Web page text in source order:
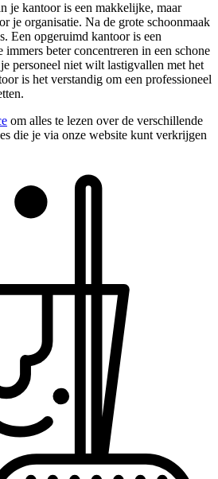
je kantoor is een makkelijke, maar
je organisatie. Na de grote schoonmaak
Een opgeruimd kantoor is een
beter concentreren in een schone
personeel niet wilt lastigvallen met het
is het verstandig om een professioneel
om alles te lezen over de verschillende
die je via onze website kunt verkrijgen